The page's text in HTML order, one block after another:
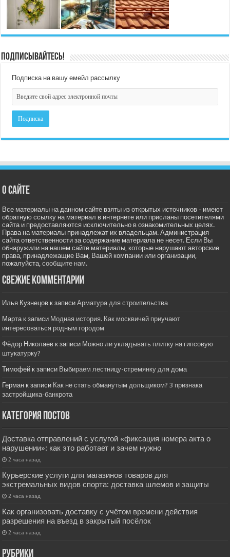
Подписывайтесь!
Подписка на вашу емейл рассылку
О сайте
Все материалы на данном сайте взяты из открытых источников - имеют
обратную ссылку на материал в интернете или присланы посетителями
сайта и предоставляются исключительно в ознакомительных целях.
Права на материалы принадлежат их владельцам. Администрация
сайта ответственности за содержание материала не несет. Если Вы
обнаружили на нашем сайте материалы, которые нарушают авторские
права, принадлежащие Вам, Вашей компании или организации,
пожалуйста,сообщите нам.
Свежие комментарии
Илья Кузнецов к записиАрматура для строительства
Марта к записи Модная история. Как москвичей приучают
интересоваться родным городом
Фёдор Николаев к записи Можно ли укладывать плитку на гипсовую
штукатурку?
Тимофей к записи Выбираем лестницу-стремянку для дома
Герман к записи Как не стать обманутым дольщиком? 3 признака
застройщика-банкрота
Категория постов
Доставка отправлений с услугой «фиксация номера акта о
нарушении»: как это работает и зачем нужно
2 часа назад
Курьерские услуги для магазинов товаров для
экстремальных видов спорта: доставка шлемов и защиты
2 часа назад
Как организовать доставку с учётом времени действия
разрешения на въезд в закрытый посёлок
2 часа назад
РУбрики